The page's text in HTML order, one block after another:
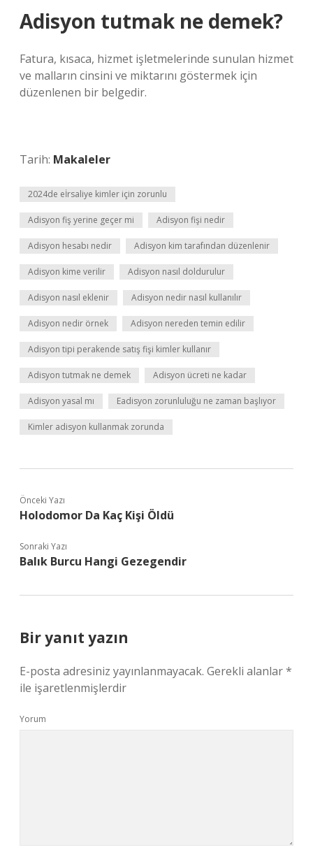
Adisyon tutmak ne demek?
Fatura, kısaca, hizmet işletmelerinde sunulan hizmet
ve malların cinsini ve miktarını göstermek için
düzenlenen bir belgedir.
Tarih: Makaleler
2024de eİrsaliye kimler için zorunlu
Adisyon fiş yerine geçer mi Adisyon fişi nedir
Adisyon hesabı nedir Adisyon kim tarafından düzenlenir
Adisyon kime verilir Adisyon nasıl doldurulur
Adisyon nasıl eklenir Adisyon nedir nasıl kullanılır
Adisyon nedir örnek Adisyon nereden temin edilir
Adisyon tipi perakende satış fişi kimler kullanır
Adisyon tutmak ne demek Adisyon ücreti ne kadar
Adisyon yasal mı Eadisyon zorunluluğu ne zaman başlıyor
Kimler adisyon kullanmak zorunda
Önceki Yazı
Holodomor Da Kaç Kişi Öldü
Sonraki Yazı
Balık Burcu Hangi Gezegendir
Bir yanıt yazın
E-posta adresiniz yayınlanmayacak. Gerekli alanlar*
ile işaretlenmişlerdir
Yorum